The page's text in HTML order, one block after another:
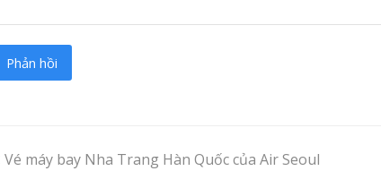
previous
Vé máy bay Nha Trang Hàn Quốc của Air Seoul